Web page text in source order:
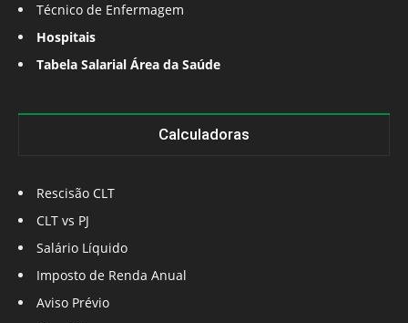
Técnico de Enfermagem
Hospitais
Tabela Salarial Área da Saúde
Calculadoras
Rescisão CLT
CLT vs PJ
Salário Líquido
Imposto de Renda Anual
Aviso Prévio